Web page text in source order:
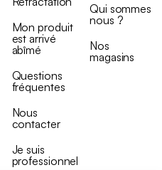
Mon produit
est arrivé
abîmé
Questions
fréquentes
Nous
contacter
Je suis
professionnel
Qui sommes
nous ?
Nos
magasins